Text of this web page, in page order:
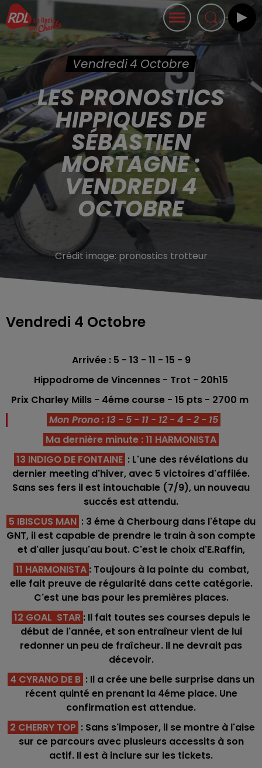
Vendredi 4 Octobre
LES PRONOSTICS
HIPPIQUES DE
SÉBASTIEN
MORTAGNE :
VENDREDI 4
OCTOBRE
Crédit image: pronostics trotteur
Vendredi 4 Octobre
Arrivée : 5 - 13 - 11 - 15 - 9
Hippodrome de Vincennes - Trot - 20h15
Prix Charley Mills - 4éme course - 15 pts - 2700 m
Mon Prono : 13 - 5 - 11 - 12 - 4 - 2 - 15
Ma dernière minute : 11 HARMONISTA
13 INDIGO DE FONTAINE : L'une des révélations du
dernier meeting d'hiver, avec 5 victoires d'affilée.
Sans ses fers il est intouchable (7/9), un nouveau
succés est attendu.
5 IBISCUS MAN : 3 éme à Cherbourg dans l'étape du
GNT, il est capable de prendre le train à son compte
et d'aller jusqu'au bout. C'est le choix d'E.Raffin,
11 HARMONISTA : Toujours à la pointe du combat,
elle fait preuve de régularité dans cette catégorie.
C'est une bas pour les premières places.
12 GOAL STAR : Il fait toutes ses courses depuis le
début de l'année, et son entraîneur vient de lui
redonner un peu de fraîcheur. Il ne devrait pas
décevoir.
4 CYRANO DE B : Il a crée une belle surprise dans un
récent quinté en prenant la 4éme place. Une
confirmation est attendue.
2 CHERRY TOP : Sans s'imposer, il se montre à l'aise
sur ce parcours avec plusieurs accessits à son
actif. Il est à inclure sur les tickets.